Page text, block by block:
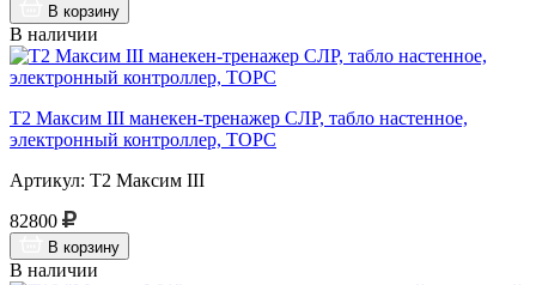
В корзину
В наличии
Т2 Максим III манекен-тренажер СЛР, табло настенное,
электронный контроллер, ТОРС
Артикул: Т2 Максим III
82800
В корзину
В наличии